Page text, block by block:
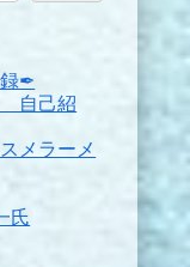
✒
自己紹
メラーメ
氏